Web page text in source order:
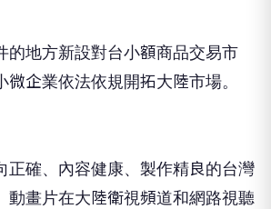
的地方新設對台小額商品交易市
企業依法依規開拓大陸市場。
正確、內容健康、製作精良的台灣
動畫片在大陸衛視頻道和網路視聽